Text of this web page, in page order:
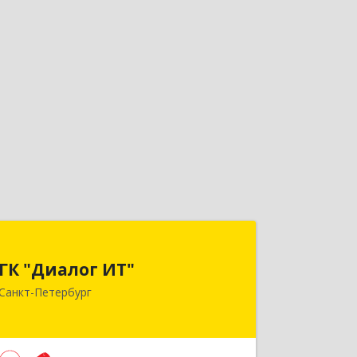
ГК "Диалог ИТ"
Петербург
194100, Санкт-Петербург г, вн.тер.г.
Сампсониевский пр-кт, дом № 68,